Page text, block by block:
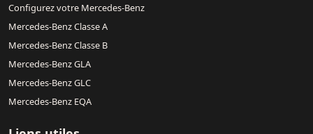
Configurez votre Mercedes-Benz
Mercedes-Benz Classe A
Mercedes-Benz Classe B
Mercedes-Benz GLA
Mercedes-Benz GLC
Mercedes-Benz EQA